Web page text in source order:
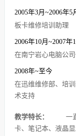
2005年3月~2006年5
板卡维修培训助理
2006年10月~2007年
在南宁岩心电脑公
2008年~至今
在迅维维修部、培
术支持
教学特长：
一直
卡、笔记本、液晶